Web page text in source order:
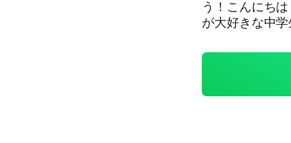
う！こんにち
が大好きな中
メなこと ・荒
同じこと何回
投稿したら、